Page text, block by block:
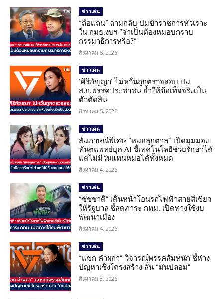
ข่าวเด่น
“ถือแถน” ถามกลับ ปมข้าราชการหัวเราะ
ใน กมธ.งบฯ “จำเป็นต้องหมอบกราบ
กรรมาธิการหรือ?”
สิงหาคม 5, 2026
ข่าวเด่น
‘ศิริกัญญา’ ไม่หวั่นถูกตรวจสอบ ปม
ส.ก.พรรคประชาชน ย้ำให้ข้อเท็จจริงเป็น
ตัวตัดสิน
สิงหาคม 5, 2026
ข่าวเด่น
สัมภาษณ์พิเศษ “หมอลูกตาล” เปิดมุมมอง
ทันตแพทย์ยุค AI ชี้เทคโนโลยีช่วยรักษาได้
แต่ไม่มีวันแทนหมอได้ทั้งหมด
สิงหาคม 4, 2026
ข่าวเด่น
“ชัชชาติ” เดินหน้าโอนรถไฟฟ้าสายสีเขียว
ให้รัฐบาล ชี้ลดภาระ กทม. เปิดทางใช้งบ
พัฒนาเมือง
สิงหาคม 4, 2026
ข่าวเด่น
“แขก คำผกา” วิจารณ์พรรคส้มหนัก ชี้ห่าง
ปัญหาเชิงโครงสร้าง ลั่น “มันปลอม”
สิงหาคม 3, 2026